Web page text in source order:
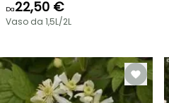
Da22,50 €
Vaso da 1,5L/2L